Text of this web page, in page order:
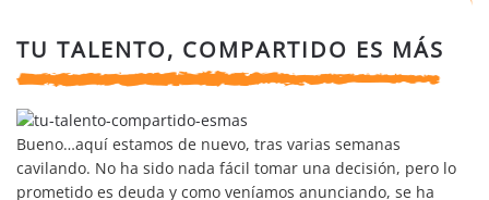
TU TALENTO, COMPARTIDO ES MÁS
Bueno…aquí estamos de nuevo, tras varias semanas
cavilando. No ha sido nada fácil tomar una decisión, pero lo
prometido es deuda y como veníamos anunciando, se ha